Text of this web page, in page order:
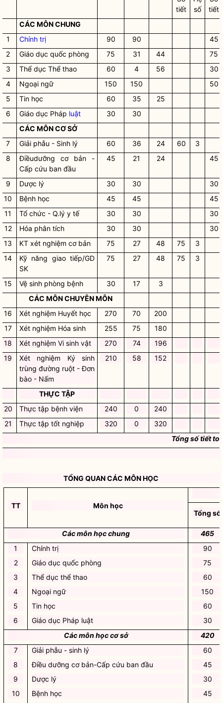
tiết
số
tiết
CÁC MÔN CHUNG
1
Chính trị 90 90
45
2
Giáo dục quốc phòng 75 31 44
75
3
Thể dục Thể thao 60 4 56
30
4
Ngoại ngữ 150 150
50
5
Tin học 60 35
25
6
Giáo dục Pháp luật 30
30
CÁC MÔN CƠ SỞ
7
Giải phẫu - Sinh lý 60 36 24 60
3
8
Điềudưỡng cơ bản -
Cấp cứu ban đầu
45 21 24 45
9 Dược lý 30 30
30
10
Bệnh học 45 45
45
11
Tổ chức - Q.lý y tế 30 30
30
12
Hóa phân tích 30 30
30
13
KT xét nghiệm cơ bản 75 27 48 75
3
14
Kỹ năng giao tiếp/GD
SK
75 27 48 75 3
15 Vệ sinh phòng bệnh 30 17
3
CÁC MÔN CHUYÊN MÔN
16
Xét nghiệm Huyết học 270 70
200
17
Xét nghiệm Hóa sinh 255 75
180
18
Xét nghiệm Vi sinh vật 270 74
196
19
Xét nghiệm Ký sinh
trùng đường ruột - Đơn
bào - Nấm
210 58 152
THỰC TẬP
20
Thực tập bệnh viện 240 0
240
21
Thực tập tốt nghiệp 320 0
320
Tổng số tiết
TỔNG QUAN CÁC MÔN HỌC
TT
Môn học
Tổng số
Các môn học chung
465
1
2
3
4
5
6
Chính trị
Giáo dục quốc phòng
Thể dục thể thao
Ngoại ngữ
Tin học
Giáo dục Pháp luật
90
75
60
150
60
30
Các môn học cơ sở
420
7
8
9
10
Giải phẫu - sinh lý
Điều dưỡng cơ bản-Cấp cứu ban đầu
Dược lý
Bệnh học
60
45
30
45